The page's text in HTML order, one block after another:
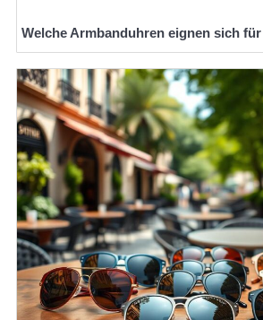
Welche Armbanduhren eignen sich